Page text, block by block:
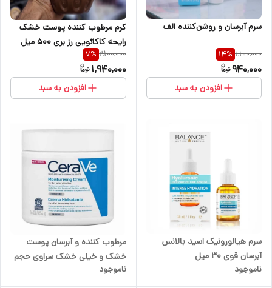
سرم آبرسان و روشن‌کننده الف
1,100,000
14%
940,000
افزودن به سبد
کرم مرطوب کننده پوست خشک
رایحه کاکائویی رز بری 500 میل
2,100,000
7%
1,940,000
افزودن به سبد
سرم هیالورونیک اسید بالانس
آبرسان قوی 30 میل
ناموجود
مرطوب کننده و آبرسان پوست
خشک و خیلی خشک سراوی حجم
454 گرم
ناموجود